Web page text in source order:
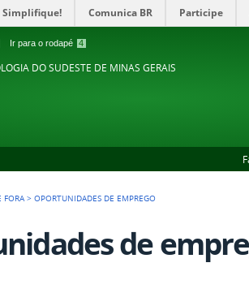
Ir para o rodapé 4
Simplifique! Comunica BR Participe
DO SUDESTE DE MINAS GERAIS
FORA >OPORTUNIDADES DE EMPREGO
de